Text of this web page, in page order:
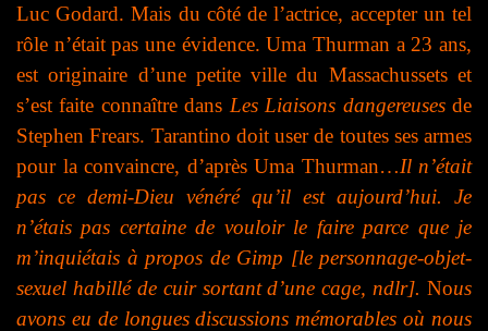
Luc Godard.Mais du côté de l’actrice, accepter un tel
rôle n’était pas une évidence. Uma Thurman a 23 ans,
est originaire d’une petite ville du Massachussets et
s’est faite connaître dans Les Liaisons dangereusesde
Stephen Frears. Tarantino doit user de toutes ses armes
pour la convaincre, d’après Uma Thurman…Il n’était
pas ce demi-Dieu vénéré qu’il est aujourd’hui. Je
n’étais pas certaine de vouloir le faire parce que je
m’inquiétais à propos de Gimp [le personnage-objet-
sexuel habillé de cuir sortant d’une cage, ndlr]. Nous
avons eu de longues discussions mémorables où nous